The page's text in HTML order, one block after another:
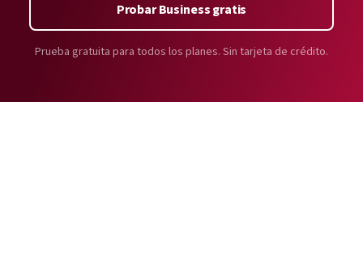
Probar Business gratis
Prueba gratuita para todos los planes. Sin tarjeta de crédito.